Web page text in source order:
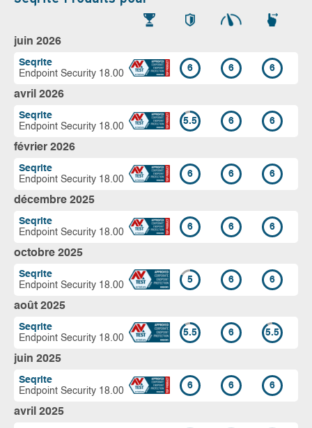
juin 2026
Seqrite
Endpoint Security 18.00
6 6 6
avril 2026
Seqrite
Endpoint Security 18.00
5.5 6 6
février 2026
Seqrite
Endpoint Security 18.00
6 6 6
décembre 2025
Seqrite
Endpoint Security 18.00
6 6 6
octobre 2025
Seqrite
Endpoint Security 18.00
5 6 6
août 2025
Seqrite
Endpoint Security 18.00
5.5 6 5.5
juin 2025
Seqrite
Endpoint Security 18.00
6 6 6
avril 2025